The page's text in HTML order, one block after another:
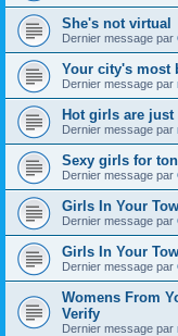
She's not virtual
Dernier message par
Your city's most
Dernier message par
Hot girls are just
Dernier message par
Sexy girls for
Dernier message par
Girls In Your
Dernier message par
Girls In Your
Dernier message par
Womens From
Verify
Dernier message par